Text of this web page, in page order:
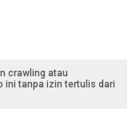
crawling atau
ini tanpa izin tertulis dari